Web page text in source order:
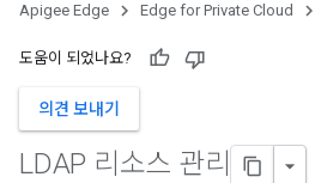
Apigee Edge Edge for Private Cloud
도움이 되었나요?
의견 보내기
LDAP 리소스 관리